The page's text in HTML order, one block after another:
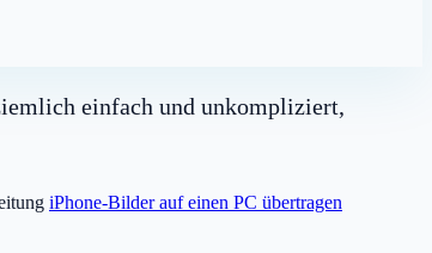
einfach und unkompliziert,
iPhone-Bilder auf einen PC übertragen